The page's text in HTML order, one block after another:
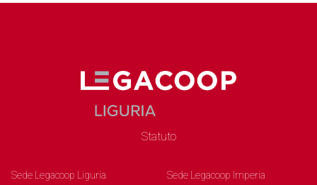
Statuto
Sede Legacoop Liguria
Sede Legacoop Imperia